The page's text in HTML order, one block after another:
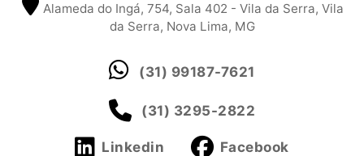
Alameda do Ingá, 754, Sala 402 - Vila da Serra, Vila
da Serra, Nova Lima, MG
(31) 99187-7621
(31) 3295-2822
Linkedin Facebook